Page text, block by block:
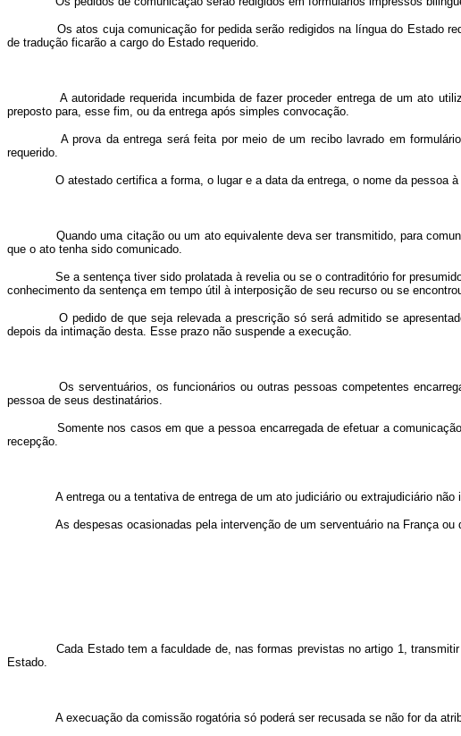
Os atos cuja comunicação for pedida serão redigidos na língua do Estado
de tradução ficarão a cargo do Estado requerido.
A autoridade requerida incumbida de fazer proceder entrega de um ato
preposto para, esse fim, ou da entrega após simples convocação.
A prova da entrega será feita por meio de um recibo lavrado em
requerido.
O atestado certifica a forma, o lugar e a data da entrega, o nome da pessoa
Quando uma citação ou um ato equivalente deva ser transmitido, para
que o ato tenha sido comunicado.
Se a sentença tiver sido prolatada à revelia ou se o contraditório for
conhecimento da sentença em tempo útil à interposição de seu recurso ou se
O pedido de que seja relevada a prescrição só será admitido se
depois da intimação desta. Esse prazo não suspende a execução.
Os serventuários, os funcionários ou outras pessoas competentes
pessoa de seus destinatários.
Somente nos casos em que a pessoa encarregada de efetuar a
recepção.
A entrega ou a tentativa de entrega de um ato judiciário ou extrajudiciário
As despesas ocasionadas pela intervenção de um serventuário na França
Cada Estado tem a faculdade de, nas formas previstas no artigo 1,
Estado.
A execuação da comissão rogatória só poderá ser recusada se não for da